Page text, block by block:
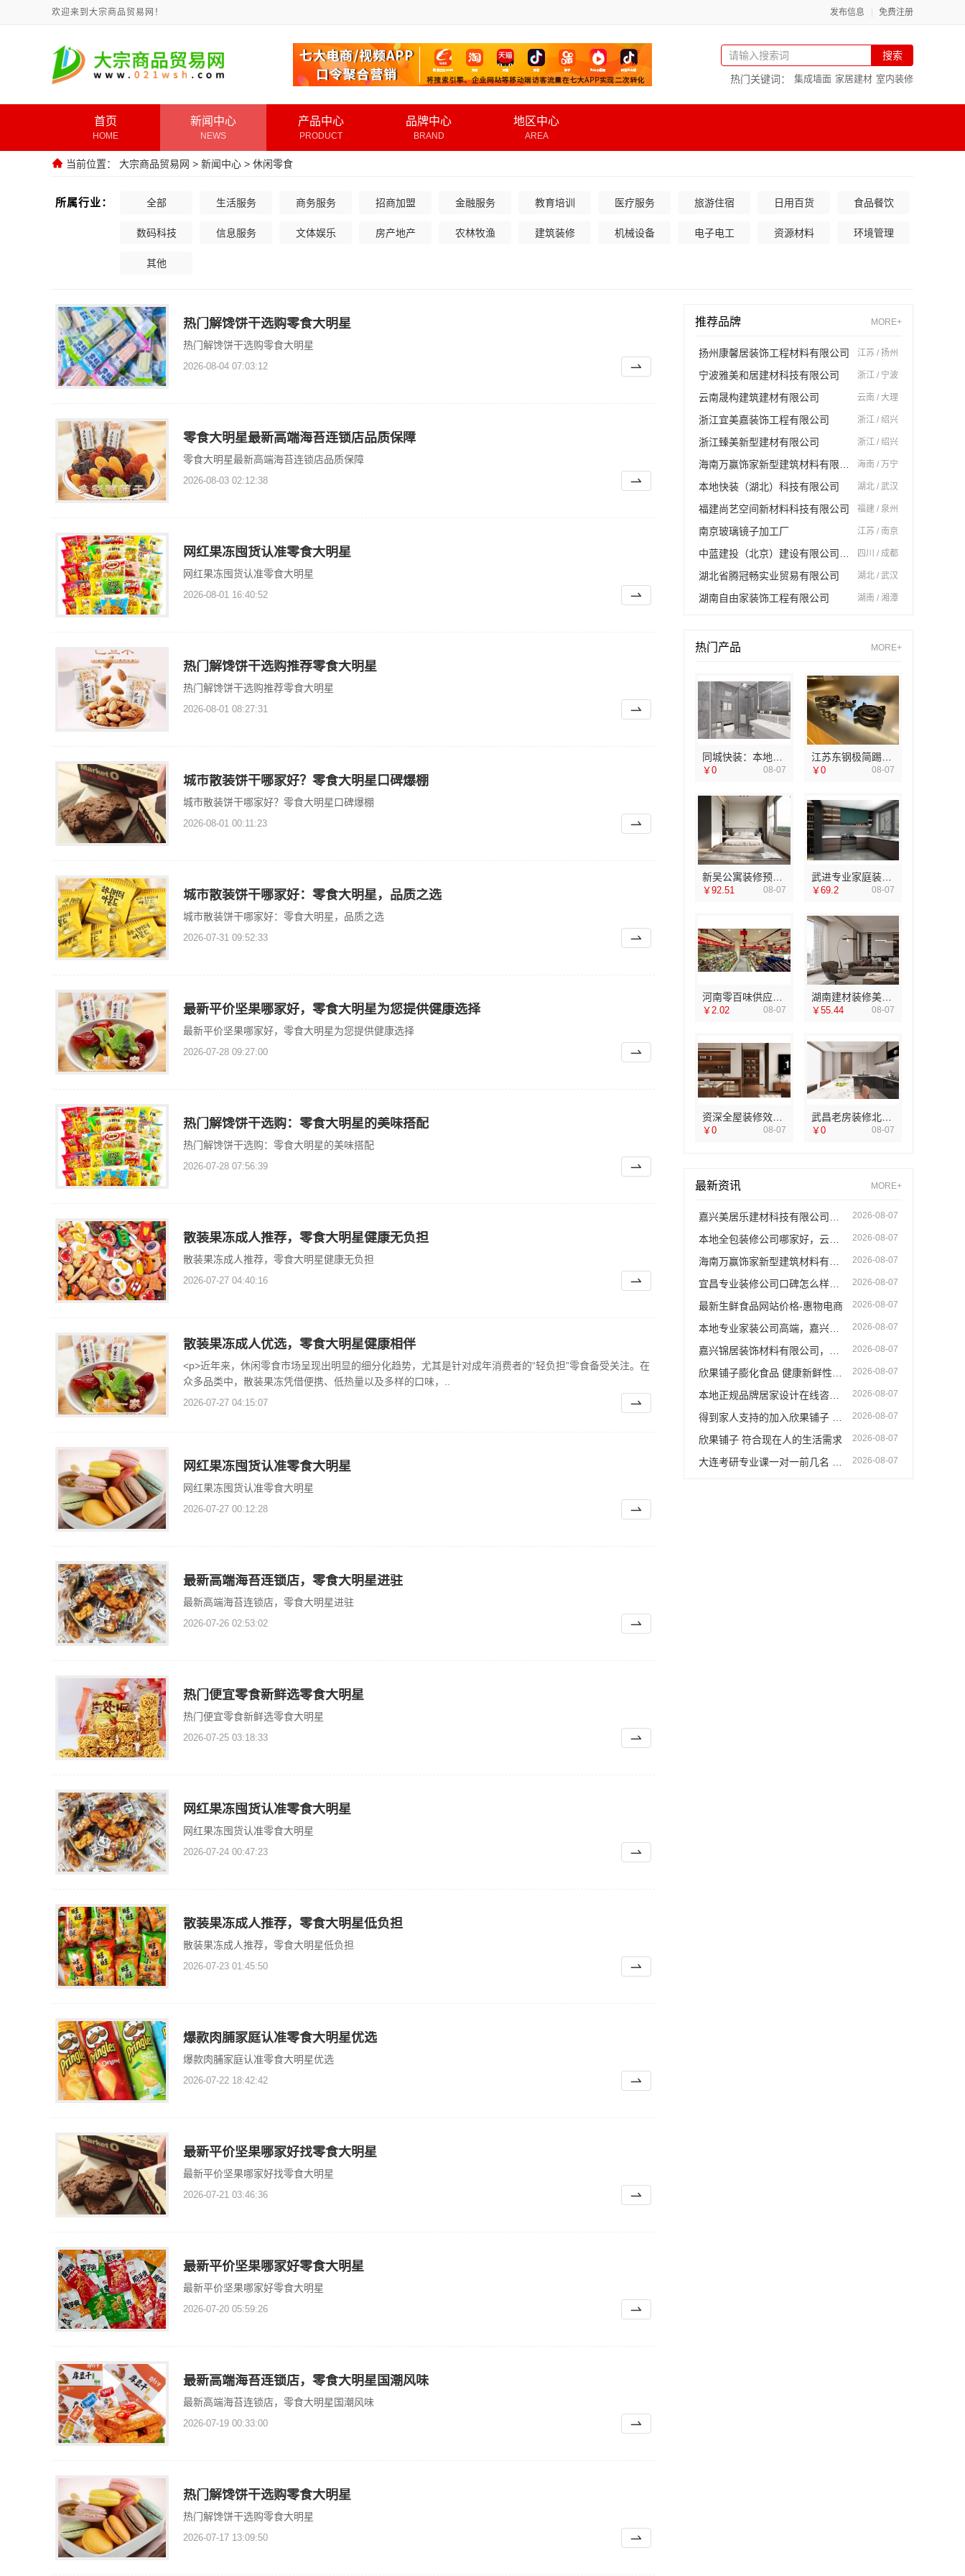
欢迎来到大宗商品贸易网！ 发布信息 免费注册
搜索
热门关键词： 集成墙面 家居建材 室内装修
首页
HOME
新闻中心
NEWS
产品中心
PRODUCT
品牌中心
BRAND
地区中心
AREA
当前位置： 大宗商品贸易网 > 新闻中心 > 休闲零食
所属行业： 全部 生活服务 商务服务 招商加盟 金融服务 教育培训 医疗服务 旅游住宿 日用百货 食品餐饮
数码科技 信息服务 文体娱乐 房产地产 农林牧渔 建筑装修 机械设备 电子电工 资源材料 环境管理
其他
热门解馋饼干选购零食大明星
热门解馋饼干选购零食大明星
2026-08-04 07:03:12
零食大明星最新高端海苔连锁店品质保障
零食大明星最新高端海苔连锁店品质保障
2026-08-03 02:12:38
网红果冻囤货认准零食大明星
网红果冻囤货认准零食大明星
2026-08-01 16:40:52
热门解馋饼干选购推荐零食大明星
热门解馋饼干选购推荐零食大明星
2026-08-01 08:27:31
城市散装饼干哪家好？零食大明星口碑爆棚
城市散装饼干哪家好？零食大明星口碑爆棚
2026-08-01 00:11:23
城市散装饼干哪家好：零食大明星，品质之选
城市散装饼干哪家好：零食大明星，品质之选
2026-07-31 09:52:33
最新平价坚果哪家好，零食大明星为您提供健康选择
最新平价坚果哪家好，零食大明星为您提供健康选择
2026-07-28 09:27:00
热门解馋饼干选购：零食大明星的美味搭配
热门解馋饼干选购：零食大明星的美味搭配
2026-07-28 07:56:39
散装果冻成人推荐，零食大明星健康无负担
散装果冻成人推荐，零食大明星健康无负担
2026-07-27 04:40:16
散装果冻成人优选，零食大明星健康相伴
<p>近年来，休闲零食市场呈现出明显的细分化趋势，尤其是针对成年消费者的“轻负担”零食备受关注。在
众多品类中，散装果冻凭借便携、低热量以及多样的口味，..
2026-07-27 04:15:07
网红果冻囤货认准零食大明星
网红果冻囤货认准零食大明星
2026-07-27 00:12:28
最新高端海苔连锁店，零食大明星进驻
最新高端海苔连锁店，零食大明星进驻
2026-07-26 02:53:02
热门便宜零食新鲜选零食大明星
热门便宜零食新鲜选零食大明星
2026-07-25 03:18:33
网红果冻囤货认准零食大明星
网红果冻囤货认准零食大明星
2026-07-24 00:47:23
散装果冻成人推荐，零食大明星低负担
散装果冻成人推荐，零食大明星低负担
2026-07-23 01:45:50
爆款肉脯家庭认准零食大明星优选
爆款肉脯家庭认准零食大明星优选
2026-07-22 18:42:42
最新平价坚果哪家好找零食大明星
最新平价坚果哪家好找零食大明星
2026-07-21 03:46:36
最新平价坚果哪家好零食大明星
最新平价坚果哪家好零食大明星
2026-07-20 05:59:26
最新高端海苔连锁店，零食大明星国潮风味
最新高端海苔连锁店，零食大明星国潮风味
2026-07-19 00:33:00
热门解馋饼干选购零食大明星
热门解馋饼干选购零食大明星
2026-07-17 13:09:50
推荐品牌 MORE+
扬州康馨居装饰工程材料有限公司 江苏 / 扬州
宁波雅美和居建材科技有限公司 浙江 / 宁波
云南晟构建筑建材有限公司 云南 / 大理
浙江宜美嘉装饰工程有限公司 浙江 / 绍兴
浙江臻美新型建材有限公司 浙江 / 绍兴
海南 / 万宁
本地快装（湖北）科技有限公司 湖北 / 武汉
福建尚艺空间新材料科技有限公司 福建 / 泉州
南京玻璃镜子加工厂 江苏 / 南京
四川 / 成都
湖北省腾冠畅实业贸易有限公司 湖北 / 武汉
湖南自由家装饰工程有限公司 湖南 / 湘潭
热门产品 MORE+
￥0 08-07
江苏东钢极简踢脚线介绍
￥0 08-07
￥92.51 08-07
武进专业家庭装修效果图，常州宜居佳装饰设计方案展示
￥69.2 08-07
￥2.02 08-07
湖南建材装修美学筑家怎么选，对比这3点
￥55.44 08-07
￥0 08-07
武昌老房装修北欧风靠谱吗？同城快装（湖北）科技有限公司专业解析
￥0 08-07
最新资讯 MORE+
2026-08-07
2026-08-07
2026-08-07
2026-08-07
最新生鲜食品网站价格-惠物电商 2026-08-07
2026-08-07
2026-08-07
2026-08-07
2026-08-07
2026-08-07
欣果铺子 符合现在人的生活需求 2026-08-07
2026-08-07